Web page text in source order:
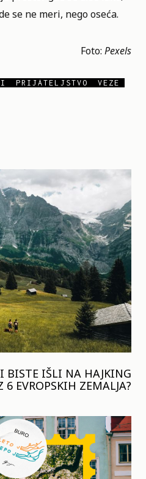
BISTE IŠLI NA HAJKING
6 EVROPSKIH ZEMALJA?
se ne meri, nego oseća.
Foto: Pexels
PRIJATELJSTVO VEZE